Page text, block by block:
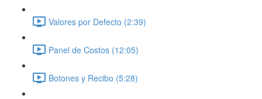
Valores por Defecto (2:39)
Panel de Costos (12:05)
Botones y Recibo (5:28)